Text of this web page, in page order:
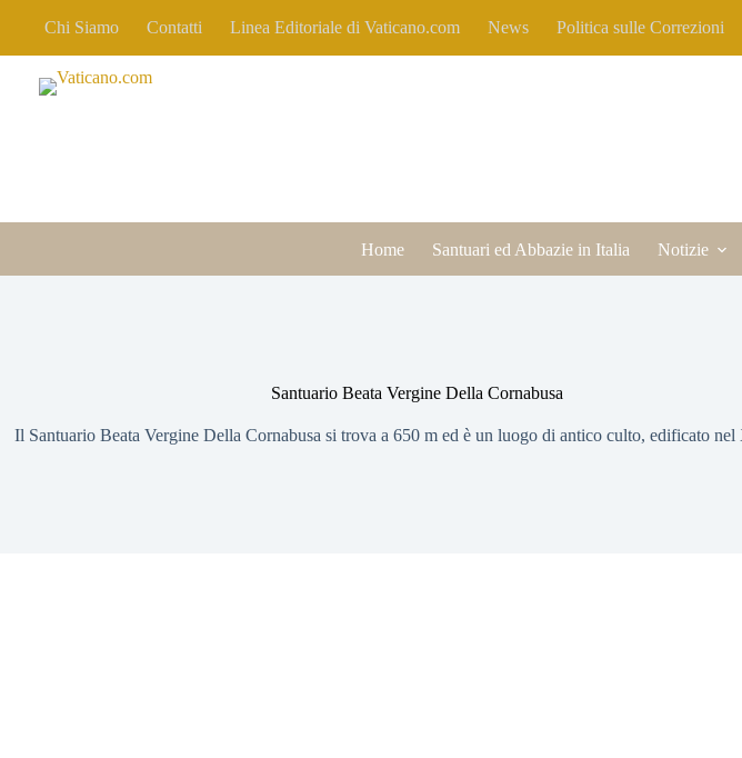
Chi Siamo Contatti Linea Editoriale di Vaticano.com News Politica sulle Correzioni
Home Santuari ed Abbazie in Italia Notizie
Santuario Beata Vergine Della Cornabusa
Il Santuario Beata Vergine Della Cornabusa si trova a 650 m ed è un luogo di antico culto, edificato